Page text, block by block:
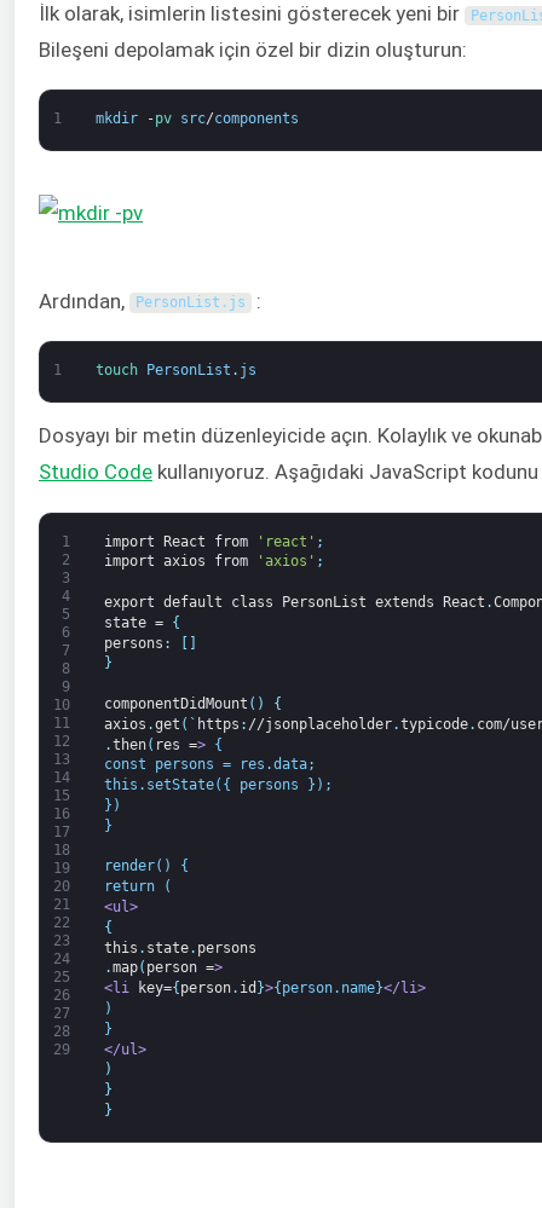
İlk olarak, isimlerin listesini gösterecek yeni bir
Bileşeni depolamak için özel bir dizin oluşturun:
1 mkdir -pv src/components
Ardından, PersonList . js :
1 touch PersonList . js
Dosyayı bir metin düzenleyicide açın. Kolaylık ve
Studio Code kullanıyoruz. Aşağıdaki JavaScript
1
2
3
4
5
6
7
8
9
10
11
12
13
14
15
16
17
18
19
20
21
22
23
24
25
26
27
28
29
import React from 'react' ;
import axios from 'axios' ;
export default class PersonList extends React .
state =
{
persons : [ ]
}
componentDidMount ( )
{
axios .get ( ` https : //jsonplaceholder.typicode. com/
.then( res => {
const persons = res.data;
this.setState({ persons });
})
}
render() {
return (
<ul>
{
this . state. persons
.map( person =>
<li
key={ person. id }>{person.name}</li>
)
}
</ul>
)
}
}